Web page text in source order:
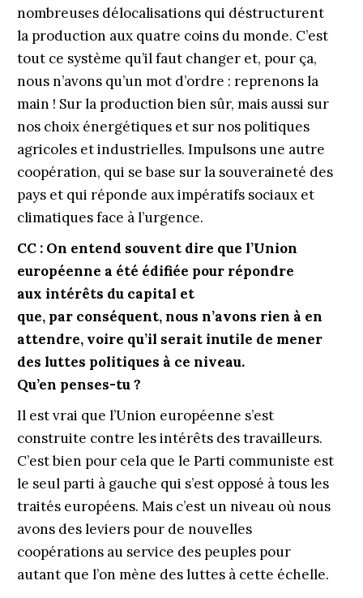
nombreuses délocalisations qui déstructurent
la production aux quatre coins du monde. C’est
tout ce système qu’il faut changer et, pour ça,
nous n’avons qu’un mot d’ordre : reprenons la
main ! Sur la production bien sûr, mais aussi sur
nos choix énergétiques et sur nos politiques
agricoles et industrielles. Impulsons une autre
coopération, qui se base sur la souveraineté des
pays et qui réponde aux impératifs sociaux et
climatiques face à l’urgence.
CC : On entend souvent dire que l’Union
européenne a été édifiée pour répondre
aux intérêts du capital et
que, par conséquent, nous n’avons rien à en
attendre, voire qu’il serait inutile de mener
des luttes politiques à ce niveau.
Qu’en penses-tu ?
Il est vrai que l’Union européenne s’est
construite contre les intérêts des travailleurs.
C’est bien pour cela que le Parti communiste est
le seul parti à gauche qui s’est opposé à tous les
traités européens. Mais c’est un niveau où nous
avons des leviers pour de nouvelles
coopérations au service des peuples pour
autant que l’on mène des luttes à cette échelle.